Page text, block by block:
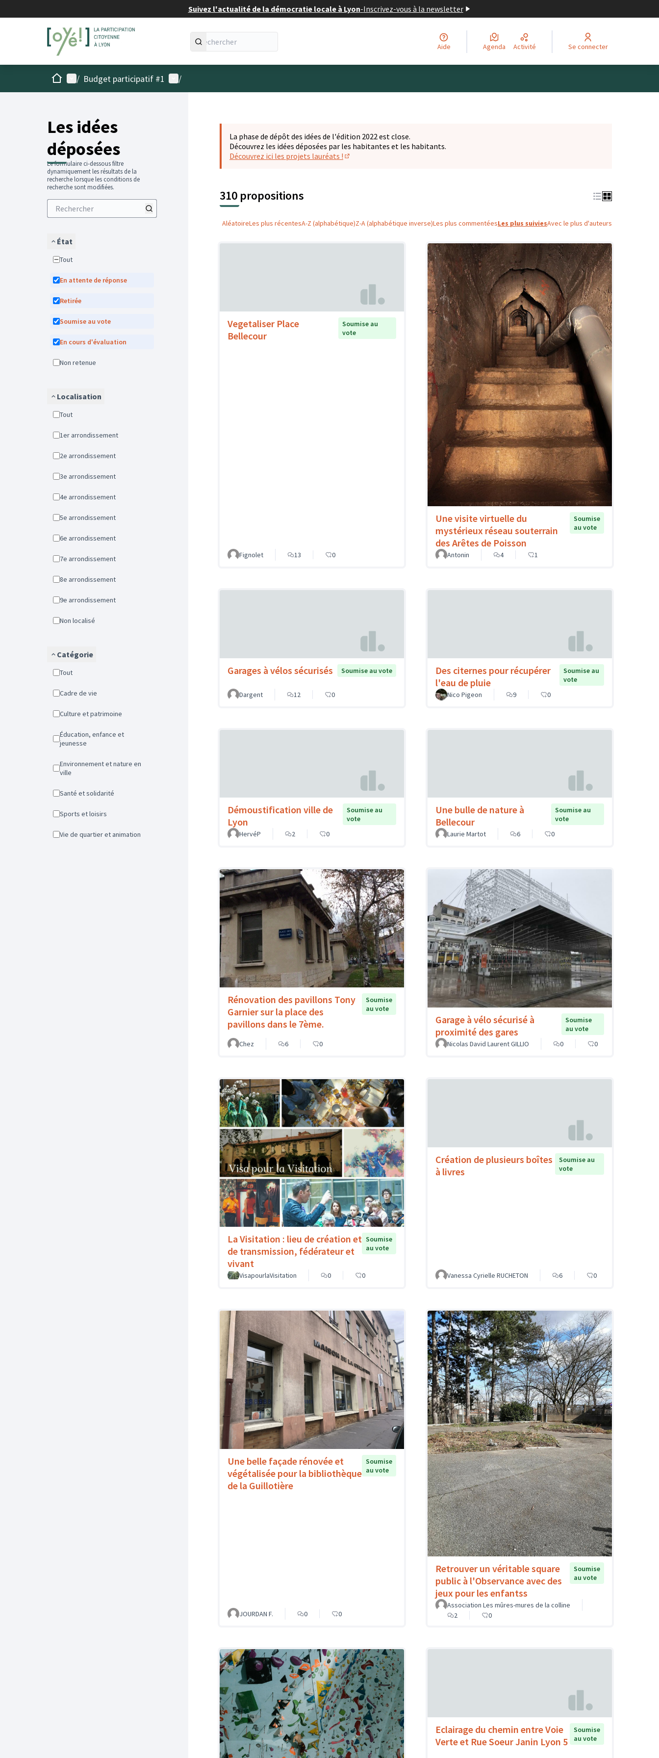
Suivez l'actualité de la démocratie locale à Lyon-Inscrivez-vous à la newsletter
Aide Agenda Activité Se connecter
AccueilMenu principal
/ Budget participatif #1 Menu utilisateur
/
Les idées
déposées
Le formulaire ci-dessous filtre
dynamiquement les résultats de la
recherche lorsque les conditions de
recherche sont modifiées.
État
Tout
En attente de réponse
Retirée
Soumise au vote
En cours d'évaluation
Non retenue
Localisation
Tout
1er arrondissement
2e arrondissement
3e arrondissement
4e arrondissement
5e arrondissement
6e arrondissement
7e arrondissement
8e arrondissement
9e arrondissement
Non localisé
Catégorie
Tout
Cadre de vie
Culture et patrimoine
Éducation, enfance et
jeunesse
Environnement et nature en
ville
Santé et solidarité
Sports et loisirs
Vie de quartier et animation
La phase de dépôt des idées de l'édition 2022 est close.
Découvrez les idées déposées par les habitantes et les habitants.
Découvrez ici les projets lauréats !
310 propositions
AléatoireLes plus récentesA-Z (alphabétique)Z-A (alphabétique inverse)Les plus commentéesLes plus suiviesAvec le plus d'auteurs
Vegetaliser Place
Bellecour
Soumise au
vote
Fignolet 13 0
Une visite virtuelle du
mystérieux réseau souterrain
des Arêtes de Poisson
Soumise
au vote
Antonin 4 1
Garages à vélos sécurisés Soumise au vote
Dargent 12 0
Des citernes pour récupérer
l'eau de pluie
Soumise au
vote
Nico Pigeon
9 0
Démoustification ville de
Lyon
Soumise au
vote
HervéP
2 0
Une bulle de nature à
Bellecour
Soumise au
vote
Laurie Martot
6 0
Rénovation des pavillons Tony
Garnier sur la place des
pavillons dans le 7ème.
Soumise
au vote
Chez 6 0
Garage à vélo sécurisé à
proximité des gares
Soumise
au vote
Nicolas David Laurent GILLIO
0 0
La Visitation : lieu de création et
de transmission, fédérateur et
vivant
Soumise
au vote
VisapourlaVisitation 0 0
Création de plusieurs boîtes
à livres
Soumise au
vote
Vanessa Cyrielle RUCHETON 6 0
Une belle façade rénovée et
végétalisée pour la bibliothèque
de la Guillotière
Soumise
au vote
JOURDAN F. 0 0
Retrouver un véritable square
public à l'Observance avec des
jeux pour les enfantss
Soumise
au vote
Association Les mûres-mures de la colline
2
0
Eclairage du chemin entre Voie
Verte et Rue Soeur Janin Lyon 5
Soumise
au vote